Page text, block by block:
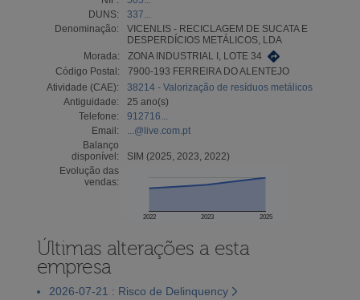
DUNS:
337...
Denominação:
VICENLIS - RECICLAGEM DE SUCATA E
DESPERDÍCIOS METÁLICOS, LDA
Morada:
ZONA INDUSTRIAL I, LOTE 34
Código Postal:
7900-193 FERREIRA DO ALENTEJO
Atividade (CAE):
38214 - Valorização de resíduos metálicos
Antiguidade:
25 ano(s)
Telefone:
912716...
Email:
...@live.com.pt
Balanço
disponível:
SIM (2025, 2023, 2022)
Evolução das
vendas:
2022 2023 2025
Últimas alterações a esta
empresa
2026-07-21 : Risco de Delinquency